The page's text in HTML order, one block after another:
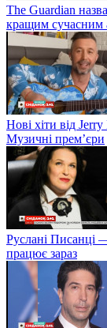
The Guardian
кращим сучасним
Нові хіти від
Музичні прем’єри
Руслані Писанці
працює зараз